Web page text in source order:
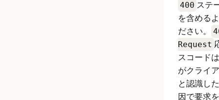
400 ステ
を含める
ださい。
Request
スコード
がクライ
と認識し
因で要求